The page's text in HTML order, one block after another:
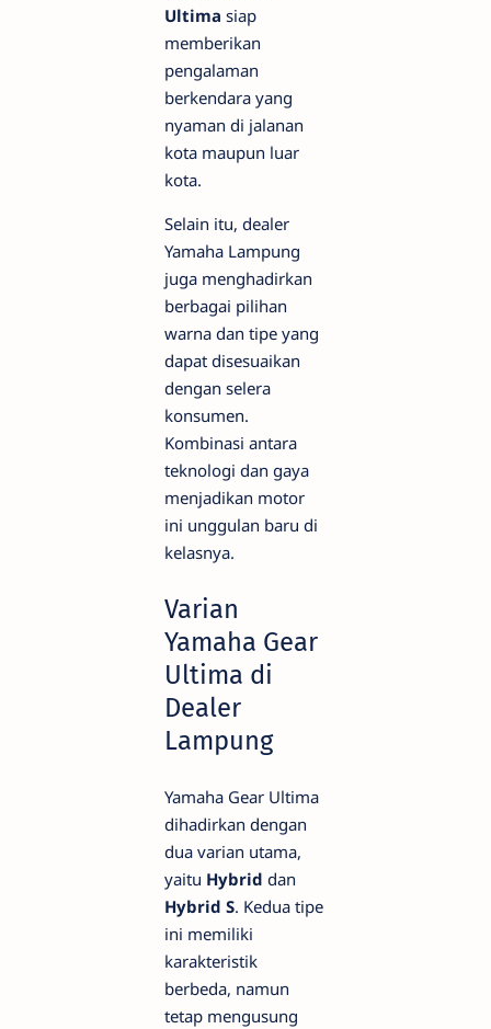
Ultima siap
memberikan
pengalaman
berkendara yang
nyaman di jalanan
kota maupun luar
kota.
Selain itu, dealer
Yamaha Lampung
juga menghadirkan
berbagai pilihan
warna dan tipe yang
dapat disesuaikan
dengan selera
konsumen.
Kombinasi antara
teknologi dan gaya
menjadikan motor
ini unggulan baru di
kelasnya.
Varian
Yamaha Gear
Ultima di
Dealer
Lampung
Yamaha Gear Ultima
dihadirkan dengan
dua varian utama,
yaitu Hybrid dan
Hybrid S. Kedua tipe
ini memiliki
karakteristik
berbeda, namun
tetap mengusung